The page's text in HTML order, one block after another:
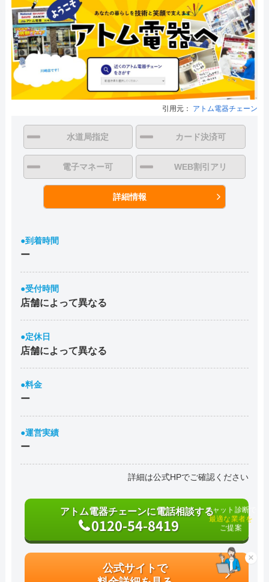
引用元： アトム電器チェーン
水道局指定 カード決済可
電子マネー可 WEB割引アリ
詳細情報
●到着時間
ー
●受付時間
店舗によって異なる
●定休日
店舗によって異なる
●料金
ー
●運営実績
ー
詳細は公式HPでご確認ください
アトム電器チェーンに電話相談する
0120-54-8419
公式サイトで
×
チャット診断で
最適な業者を
ご提案